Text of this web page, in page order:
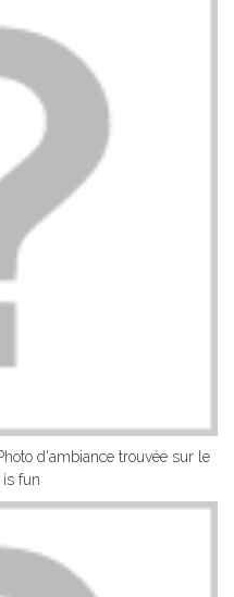
d'ambiance trouvée sur le
is fun